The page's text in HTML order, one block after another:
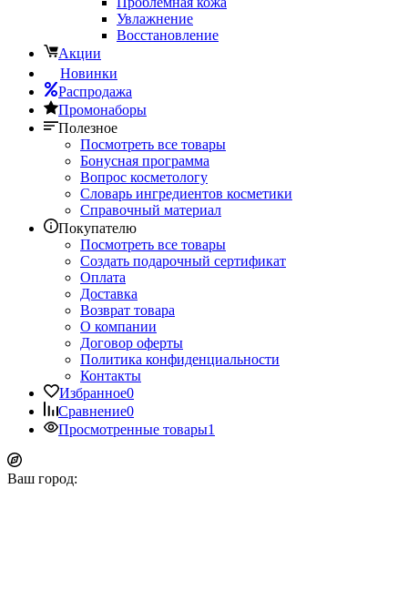
Увлажнение
Восстановление
Акции
Новинки
Распродажа
Промонаборы
Полезное
Посмотреть все товары
Бонусная программа
Вопрос косметологу
Словарь ингредиентов косметики
Справочный материал
Покупателю
Посмотреть все товары
Создать подарочный сертификат
Оплата
Доставка
Возврат товара
О компании
Договор оферты
Политика конфиденциальности
Контакты
Избранное0
Сравнение0
Просмотренные товары1
Ваш город: